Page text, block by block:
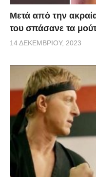
Μετά από την
του σπάσανε τα
14 ΔΕΚΕΜΒΡΊΟΥ, 2023